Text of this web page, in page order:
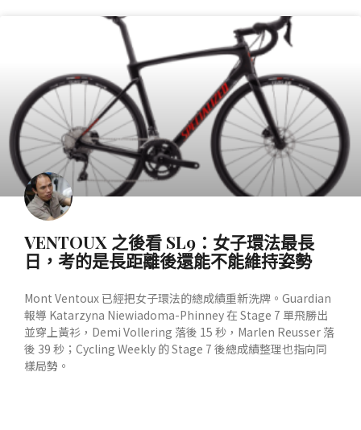
VENTOUX 之後看 SL9：女子環法最長
日，考的是長距離後還能不能維持姿勢
Mont Ventoux 已經把女子環法的總成績重新洗牌。Guardian
報導 Katarzyna Niewiadoma-Phinney 在 Stage 7 單飛勝出
並穿上黃衫，Demi Vollering 落後 15 秒，Marlen Reusser 落
後 39 秒；Cycling Weekly 的 Stage 7 後總成績整理也指向同
樣局勢。